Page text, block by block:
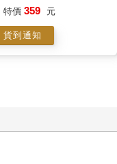
特價 359 元
貨到通知